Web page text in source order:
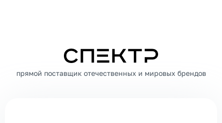
СПЕКТР
прямой поставщик отечественных и мировых брендов